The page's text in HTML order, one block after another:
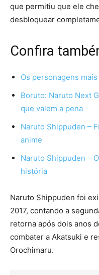
que permitiu que ele
desbloquear
Confira
Os personagens
Boruto: Naruto Next
que valem a pena
Naruto Shippuden –
anime
Naruto Shippuden –
história
Naruto Shippuden foi
2017, contando a
retorna após dois anos
combater a Akatsuki e
Orochimaru.